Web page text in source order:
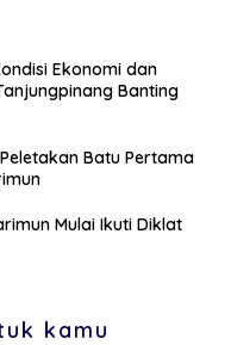
Ekonomi dan
Banting
Batu Pertama
Mulai Ikuti Diklat
kamu